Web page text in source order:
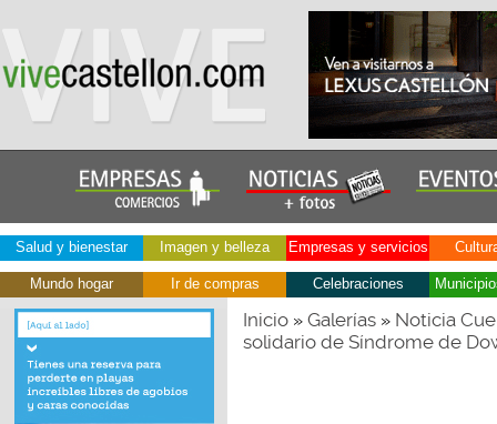
Salud y bienestar Imagen y belleza Empresas y servicios
Mundo hogar Ir de compras Celebraciones
Inicio» Galerías» Noticia
solidario de Síndrome de